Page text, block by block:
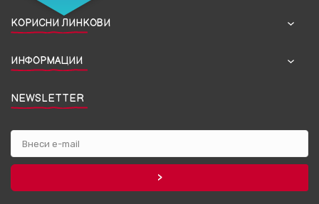
КОРИСНИ ЛИНКОВИ
ИНФОРМАЦИИ
NEWSLETTER